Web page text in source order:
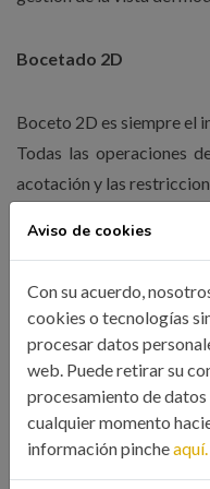
Bocetado 2D
Boceto 2D es siempre el
Todas las operaciones
acotación y las
que da pie a la
al punto de origen para
En el curso el bocetado
siguiente estructura:
restricciones
Aviso de cookies
Con su acuerdo,
cookies o tecnologías
procesar datos
web. Puede retirar su
procesamiento de
cualquier momento
información pincheaquí.